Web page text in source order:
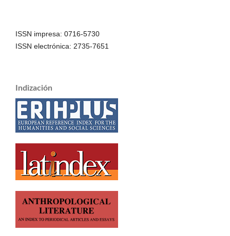
ISSN impresa: 0716-5730
ISSN electrónica: 2735-7651
Indización